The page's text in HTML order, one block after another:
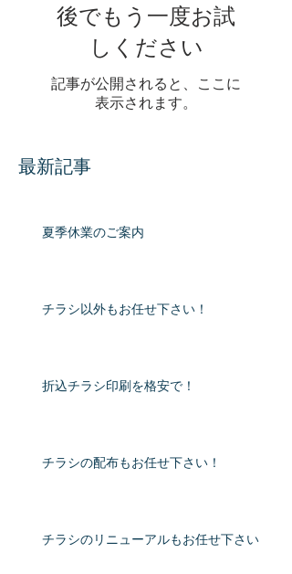
後でもう一度お試
しください
記事が公開されると、ここに
表示されます。
最新記事
夏季休業のご案内
チラシ以外もお任せ下さい！
折込チラシ印刷を格安で！
チラシの配布もお任せ下さい！
チラシのリニューアルもお任せ下さい